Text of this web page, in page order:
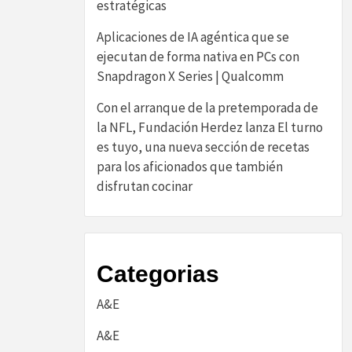
estratégicas
Aplicaciones de IA agéntica que se
ejecutan de forma nativa en PCs con
Snapdragon X Series | Qualcomm
Con el arranque de la pretemporada de
la NFL, Fundación Herdez lanza El turno
es tuyo, una nueva sección de recetas
para los aficionados que también
disfrutan cocinar
Categorias
A&E
A&E